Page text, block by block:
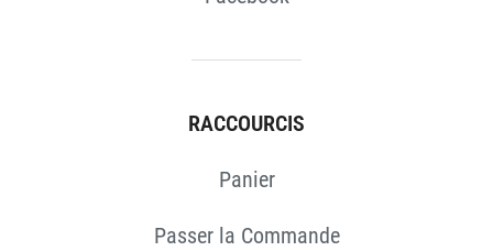
RACCOURCIS
Panier
Passer la Commande